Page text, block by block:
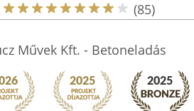
(85)
Művek Kft. - Betoneladás